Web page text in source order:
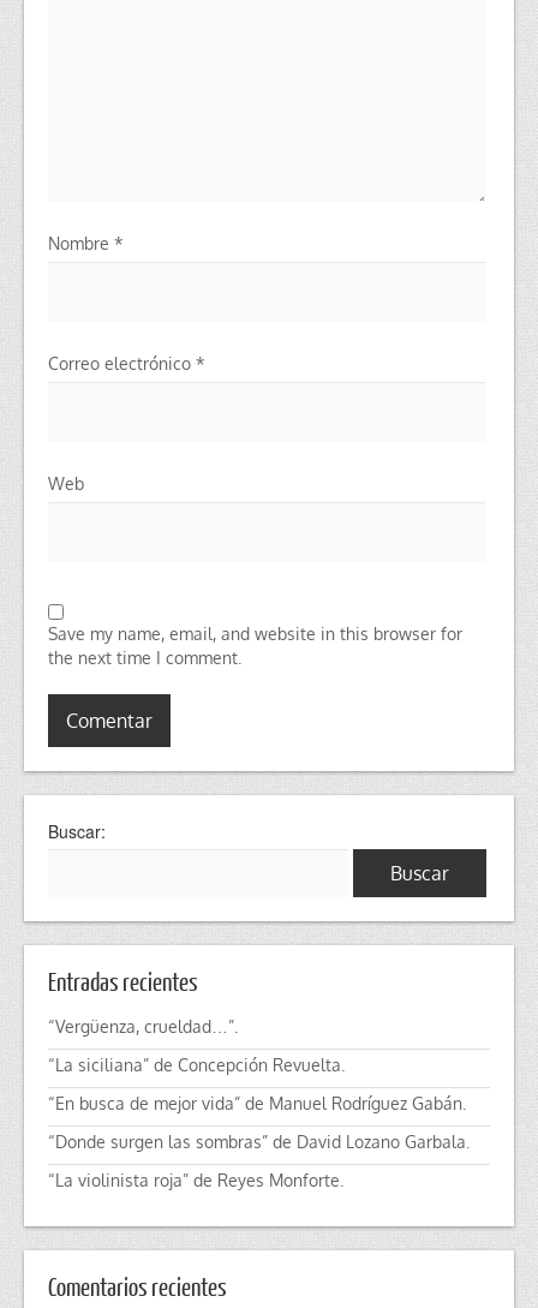
Nombre *
Correo electrónico *
Web
Save my name, email, and website in this browser for
the next time I comment.
Buscar:
Entradas recientes
“Vergüenza, crueldad…”.
“La siciliana” de Concepción Revuelta.
“En busca de mejor vida” de Manuel Rodríguez Gabán.
“Donde surgen las sombras” de David Lozano Garbala.
“La violinista roja” de Reyes Monforte.
Comentarios recientes